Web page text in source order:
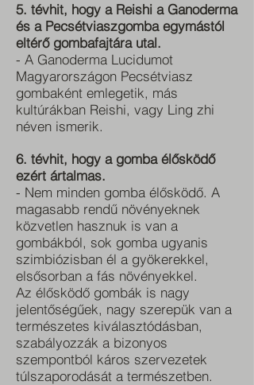
5. tévhit, hogy a Reishi a Ganoderma
és a Pecsétviaszgomba egymástól
eltérő gombafajtára utal.
- A Ganoderma Lucidumot
Magyarországon Pecsétviasz
gombaként emlegetik, más
kultúrákban Reishi, vagy Ling zhi
néven ismerik.
6. tévhit, hogy a gomba élősködő
ezért ártalmas.
- Nem minden gomba élősködő. A
magasabb rendű növényeknek
közvetlen hasznuk is van a
gombákból, sok gomba ugyanis
szimbiózisban él a gyökerekkel,
elsősorban a fás növényekkel.
Az élősködő gombák is nagy
jelentőségűek, nagy szerepük van a
természetes kiválasztódásban,
szabályozzák a bizonyos
szempontból káros szervezetek
túlszaporodását a természetben.